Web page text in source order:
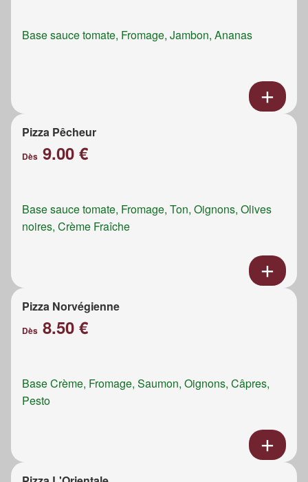
Base sauce tomate, Fromage, Jambon, Ananas
Pizza Pêcheur
Dès 9.00 €
Base sauce tomate, Fromage, Ton, Oignons, Olives
noires, Crème Fraîche
Pizza Norvégienne
Dès 8.50 €
Base Crème, Fromage, Saumon, Oignons, Câpres,
Pesto